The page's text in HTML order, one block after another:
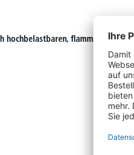
hochbelastbaren,